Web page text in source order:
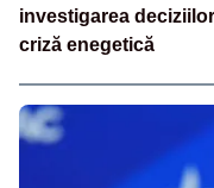
investigarea
criză enegetică